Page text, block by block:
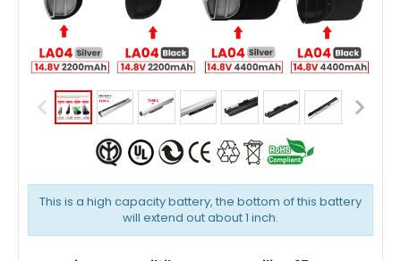
This is a high capacity battery, the bottom of this battery
will extend out about 1 inch.